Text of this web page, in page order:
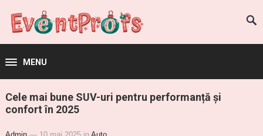
MENU
Cele mai bune SUV-uri pentru performanță și
confort în 2025